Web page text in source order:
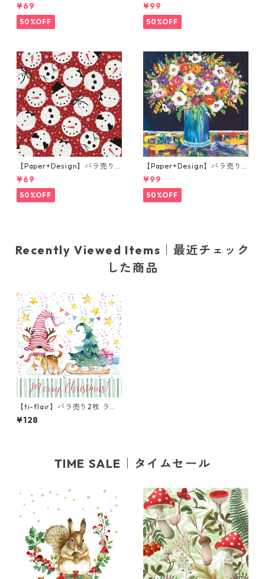
キン Joyful wreath ホワイト
¥69
50%OFF
キン Portchie Art The Cat in
the kitchen ブルー
¥99
50%OFF
【Paper+Design】バラ売り2
枚 ランチサイズ ペーパーナプ
キン Jolly snowman レッド
¥69
50%OFF
【Paper+Design】バラ売り2
枚 ランチサイズ ペーパーナプ
キン Portchie Art Mixed flo
wers in a blue vase ブルー
¥99
50%OFF
Recently Viewed Items｜最近チェック
した商品
【ti-flair】バラ売り2枚 ラン
チサイズ ペーパーナプキン G
nom Reindeer ホワイト
¥128
TIME SALE｜タイムセール